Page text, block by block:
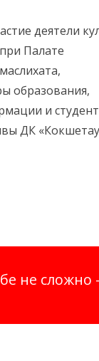
деятели
Палате
образования,
и
ДК
не